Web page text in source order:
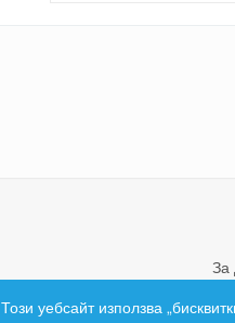
Този уебсайт използва